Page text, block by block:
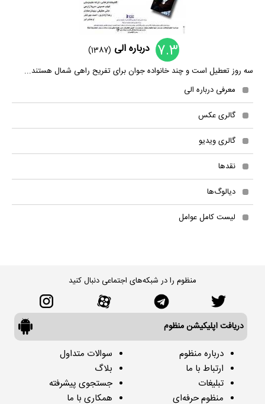
7.3 درباره الی (1387)
سه روز تعطیل است و چند خانواده جوان برای تفریح راهی شمال هستند...
معرفی درباره الی
گالری عکس
گالری ویدیو
نقدها
دیالوگ‌ها
لیست کامل عوامل
منظوم را در شبکه‌های اجتماعی دنبال کنید
دریافت اپلیکیشن منظوم
درباره منظوم
ارتباط با ما
تبلیغات
منظوم حرفه‌ای
سوالات متداول
بلاگ
جستجوی پیشرفته
همکاری با ما